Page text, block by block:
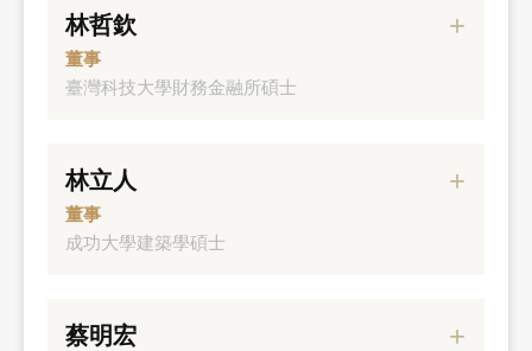
美國紐約州律師
理律法律事務所特約顧問、律師/合夥人
臺灣臺中地方檢察署檢察官
林哲欽
董事
臺灣科技大學財務金融所碩士
元大銀行法人金融事業處業務督導副總經理
元大銀行督導主管副總經理
林立人
董事
成功大學建築學碩士
元大國際資產總經理
蔡明宏